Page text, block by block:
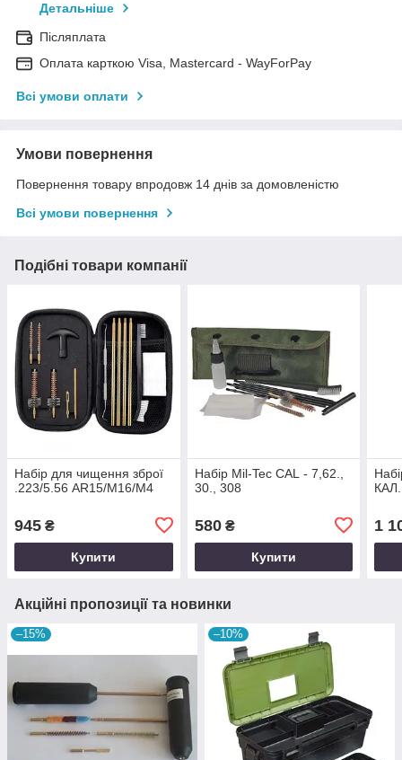
Детальніше
Післяплата
Оплата карткою Visa, Mastercard - WayForPay
Всі умови оплати
Умови повернення
Повернення товару впродовж 14 днів за домовленістю
Всі умови повернення
Подібні товари компанії
Набір для чищення зброї
.223/5.56 AR15/M16/M4
945 ₴
Купити
Набір Mil-Tec CAL - 7,62.,
30., 308
580₴
Купити
1
Акційні пропозиції та новинки
–15% –10%